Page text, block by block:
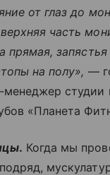
от глаз до
часть
прямая,
на полу», —
менеджер студии
«Планета
. Когда мы